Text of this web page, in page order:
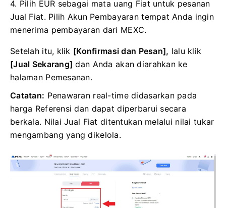
4. Pilih EUR sebagai mata uang Fiat untuk pesanan
Jual Fiat. Pilih Akun Pembayaran tempat Anda ingin
menerima pembayaran dari MEXC.
Setelah itu, klik [Konfirmasi dan Pesan], lalu klik
[Jual Sekarang] dan Anda akan diarahkan ke
halaman Pemesanan.
Catatan: Penawaran real-time didasarkan pada
harga Referensi dan dapat diperbarui secara
berkala. Nilai Jual Fiat ditentukan melalui nilai tukar
mengambang yang dikelola.